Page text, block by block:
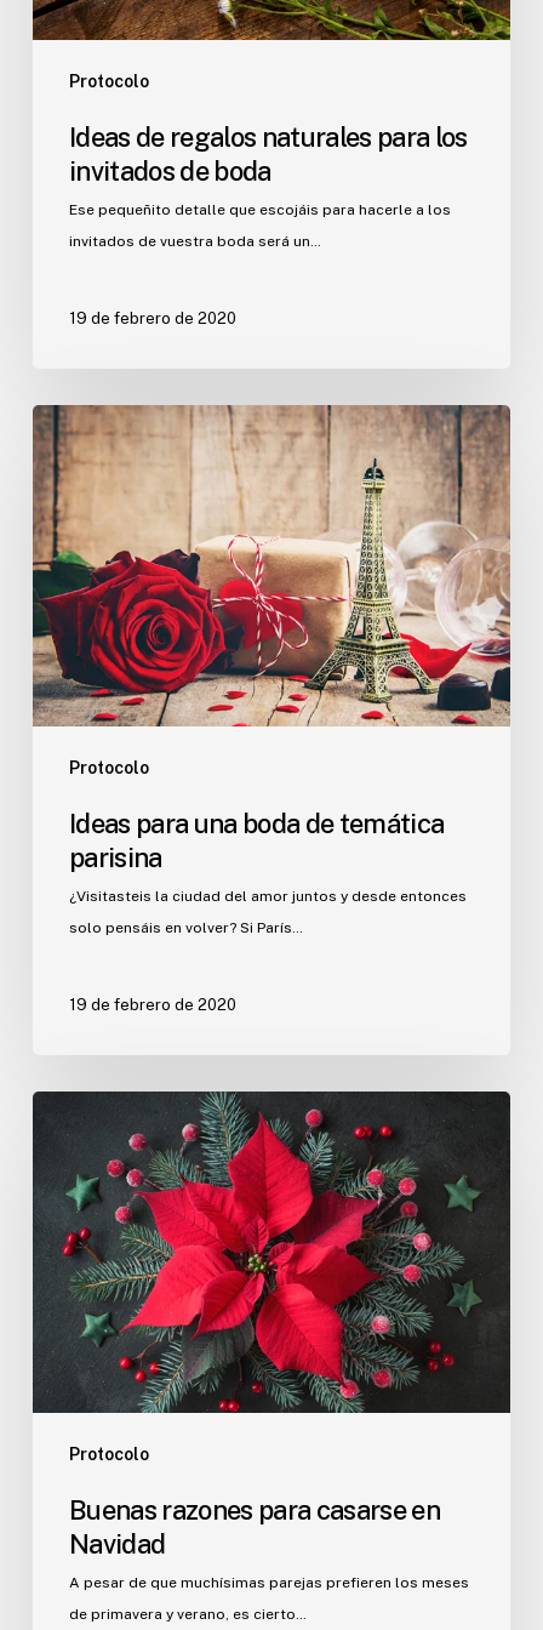
Protocolo
Ideas de regalos naturales para los
invitados de boda
Ese pequeñito detalle que escojáis para hacerle a los
invitados de vuestra boda será un…
19 de febrero de 2020
Protocolo
Ideas
para
una
boda
de
temática
parisina
Ideas para una boda de temática
parisina
¿Visitasteis la ciudad del amor juntos y desde entonces
solo pensáis en volver? Si París…
19 de febrero de 2020
Protocolo
razones
casarse
en
Navidad
Buenas razones para casarse en
Navidad
A pesar de que muchísimas parejas prefieren los meses
de primavera y verano, es cierto…